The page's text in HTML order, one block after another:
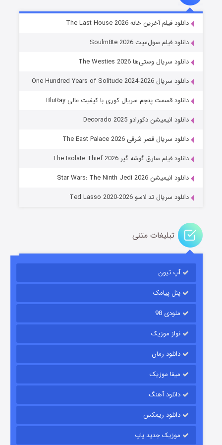
شوگر فصل ۲
خاندان اژدها فصل ۳
قسمت۶ (زیرنویس) منتشر شد
قسمت
دانلود فیلم آخرین خانه The Last House 2026
دانلود فیلم سول‌میت Soulm8te 2026
دانلود سریال وستی‌ها The Westies 2026
دانلود سریال One Hundred Years of Solitude 2024-2026
دانلود قسمت پنجم سریال کوری با کیفیت عالی BluRay
دانلود انیمیشن دکورادو Decorado 2025
دانلود سریال قصر شرقی The East Palace 2026
دانلود فیلم سارق گوشه گیر The Isolate Thief 2026
دانلود انیمیشن Star Wars: The Ninth Jedi 2026
دانلود سریال تد لاسو Ted Lasso 2020-2026
تبلیغات متنی
آپ تیون
پنل پیامک
ملودی 98
نواز موزیک
دانلود رمان
میفا موزیک
دانلود آهنگ
دانلود ریمکس
موزیک جدید پاپ